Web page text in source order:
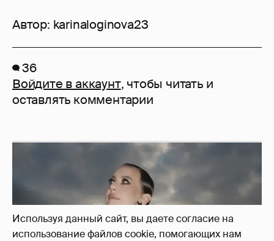
Используя данный сайт, вы даете согласие на
использование файлов cookie, помогающих нам
Автор: karinaloginova23
36
Войдите в аккаунт, чтобы читать и
оставлять комментарии